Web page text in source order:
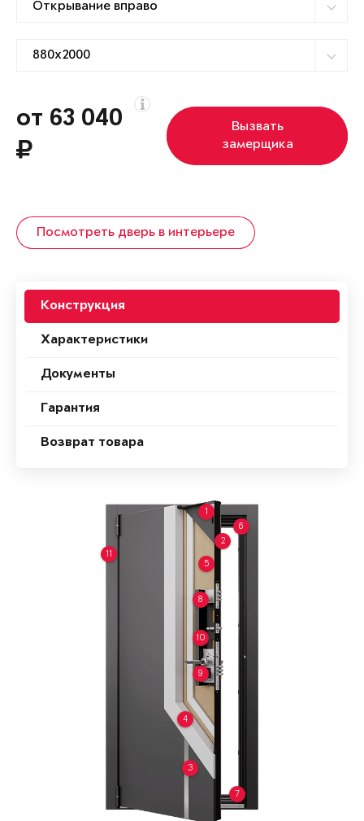
от 63 040
Вызвать
замерщика
Посмотреть дверь в интерьере
Конструкция
Характеристики
Документы
Гарантия
Возврат товара
1
2
3
4
5
6
7
8
9
10
11